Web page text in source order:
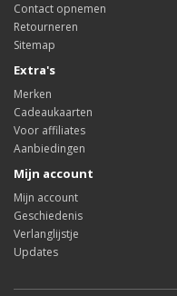
Contact opnemen
Retourneren
Sitemap
Extra's
Merken
Cadeaukaarten
Voor affiliates
Aanbiedingen
Mijn account
Mijn account
Geschiedenis
Verlanglijstje
Updates